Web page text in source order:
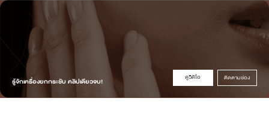
รู้จักเครื่องยกกระชับ คลิปเดียวจบ! ดูวิดิโอ ติดตามช่อง